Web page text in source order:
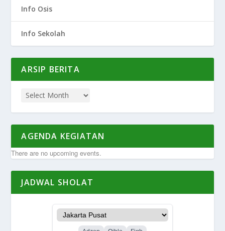
Info Osis
Info Sekolah
ARSIP BERITA
AGENDA KEGIATAN
There are no upcoming events.
JADWAL SHOLAT